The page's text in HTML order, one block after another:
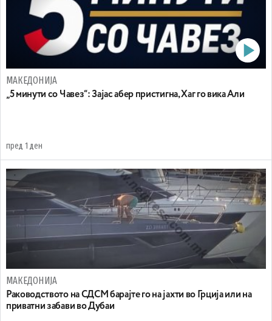
МАКЕДОНИЈА
„5 минути со Чавез“: Зајас абер пристигна, Хаг го вика Али
пред 1 ден
МАКЕДОНИЈА
Раководството на СДСМ барајте го на јахти во Грција или на
приватни забави во Дубаи